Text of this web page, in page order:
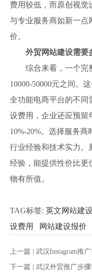
费用较低，而原创视觉
与专业服务商如新一点
价。
外贸网站建设需要
综合来看，一个完
10000-50000元之间。
全功能电商平台的不同
设费用，企业还应预留
10%-20%。选择服务
行业经验和技术实力。
经验，能提供性价比更
物有所值。
TAG标签: 英文网站建设
设费用
网站建设报价
上一篇 | 武汉Instagram推
下一篇 | 武汉外贸推广步